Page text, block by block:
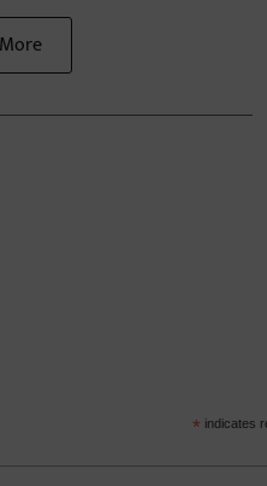
* indicates